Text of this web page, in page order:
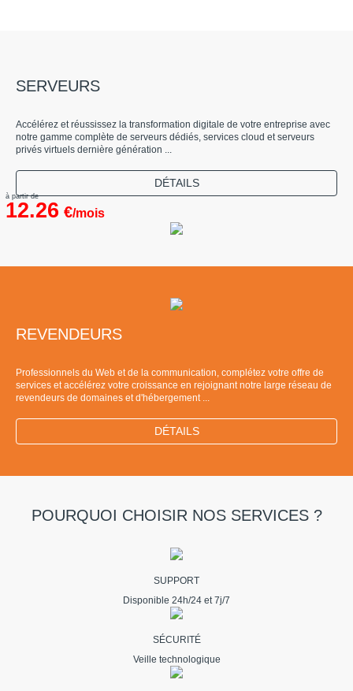
SERVEURS
Accélérez et réussissez la transformation digitale de votre entreprise avec
notre gamme complète de serveurs dédiés, services cloud et serveurs
privés virtuels dernière génération ...
DÉTAILS
à partir de
12.26 €/mois
REVENDEURS
Professionnels du Web et de la communication, complétez votre offre de
services et accélérez votre croissance en rejoignant notre large réseau de
revendeurs de domaines et d'hébergement ...
DÉTAILS
POURQUOI CHOISIR NOS SERVICES ?
SUPPORT
Disponible 24h/24 et 7j/7
SÉCURITÉ
Veille technologique